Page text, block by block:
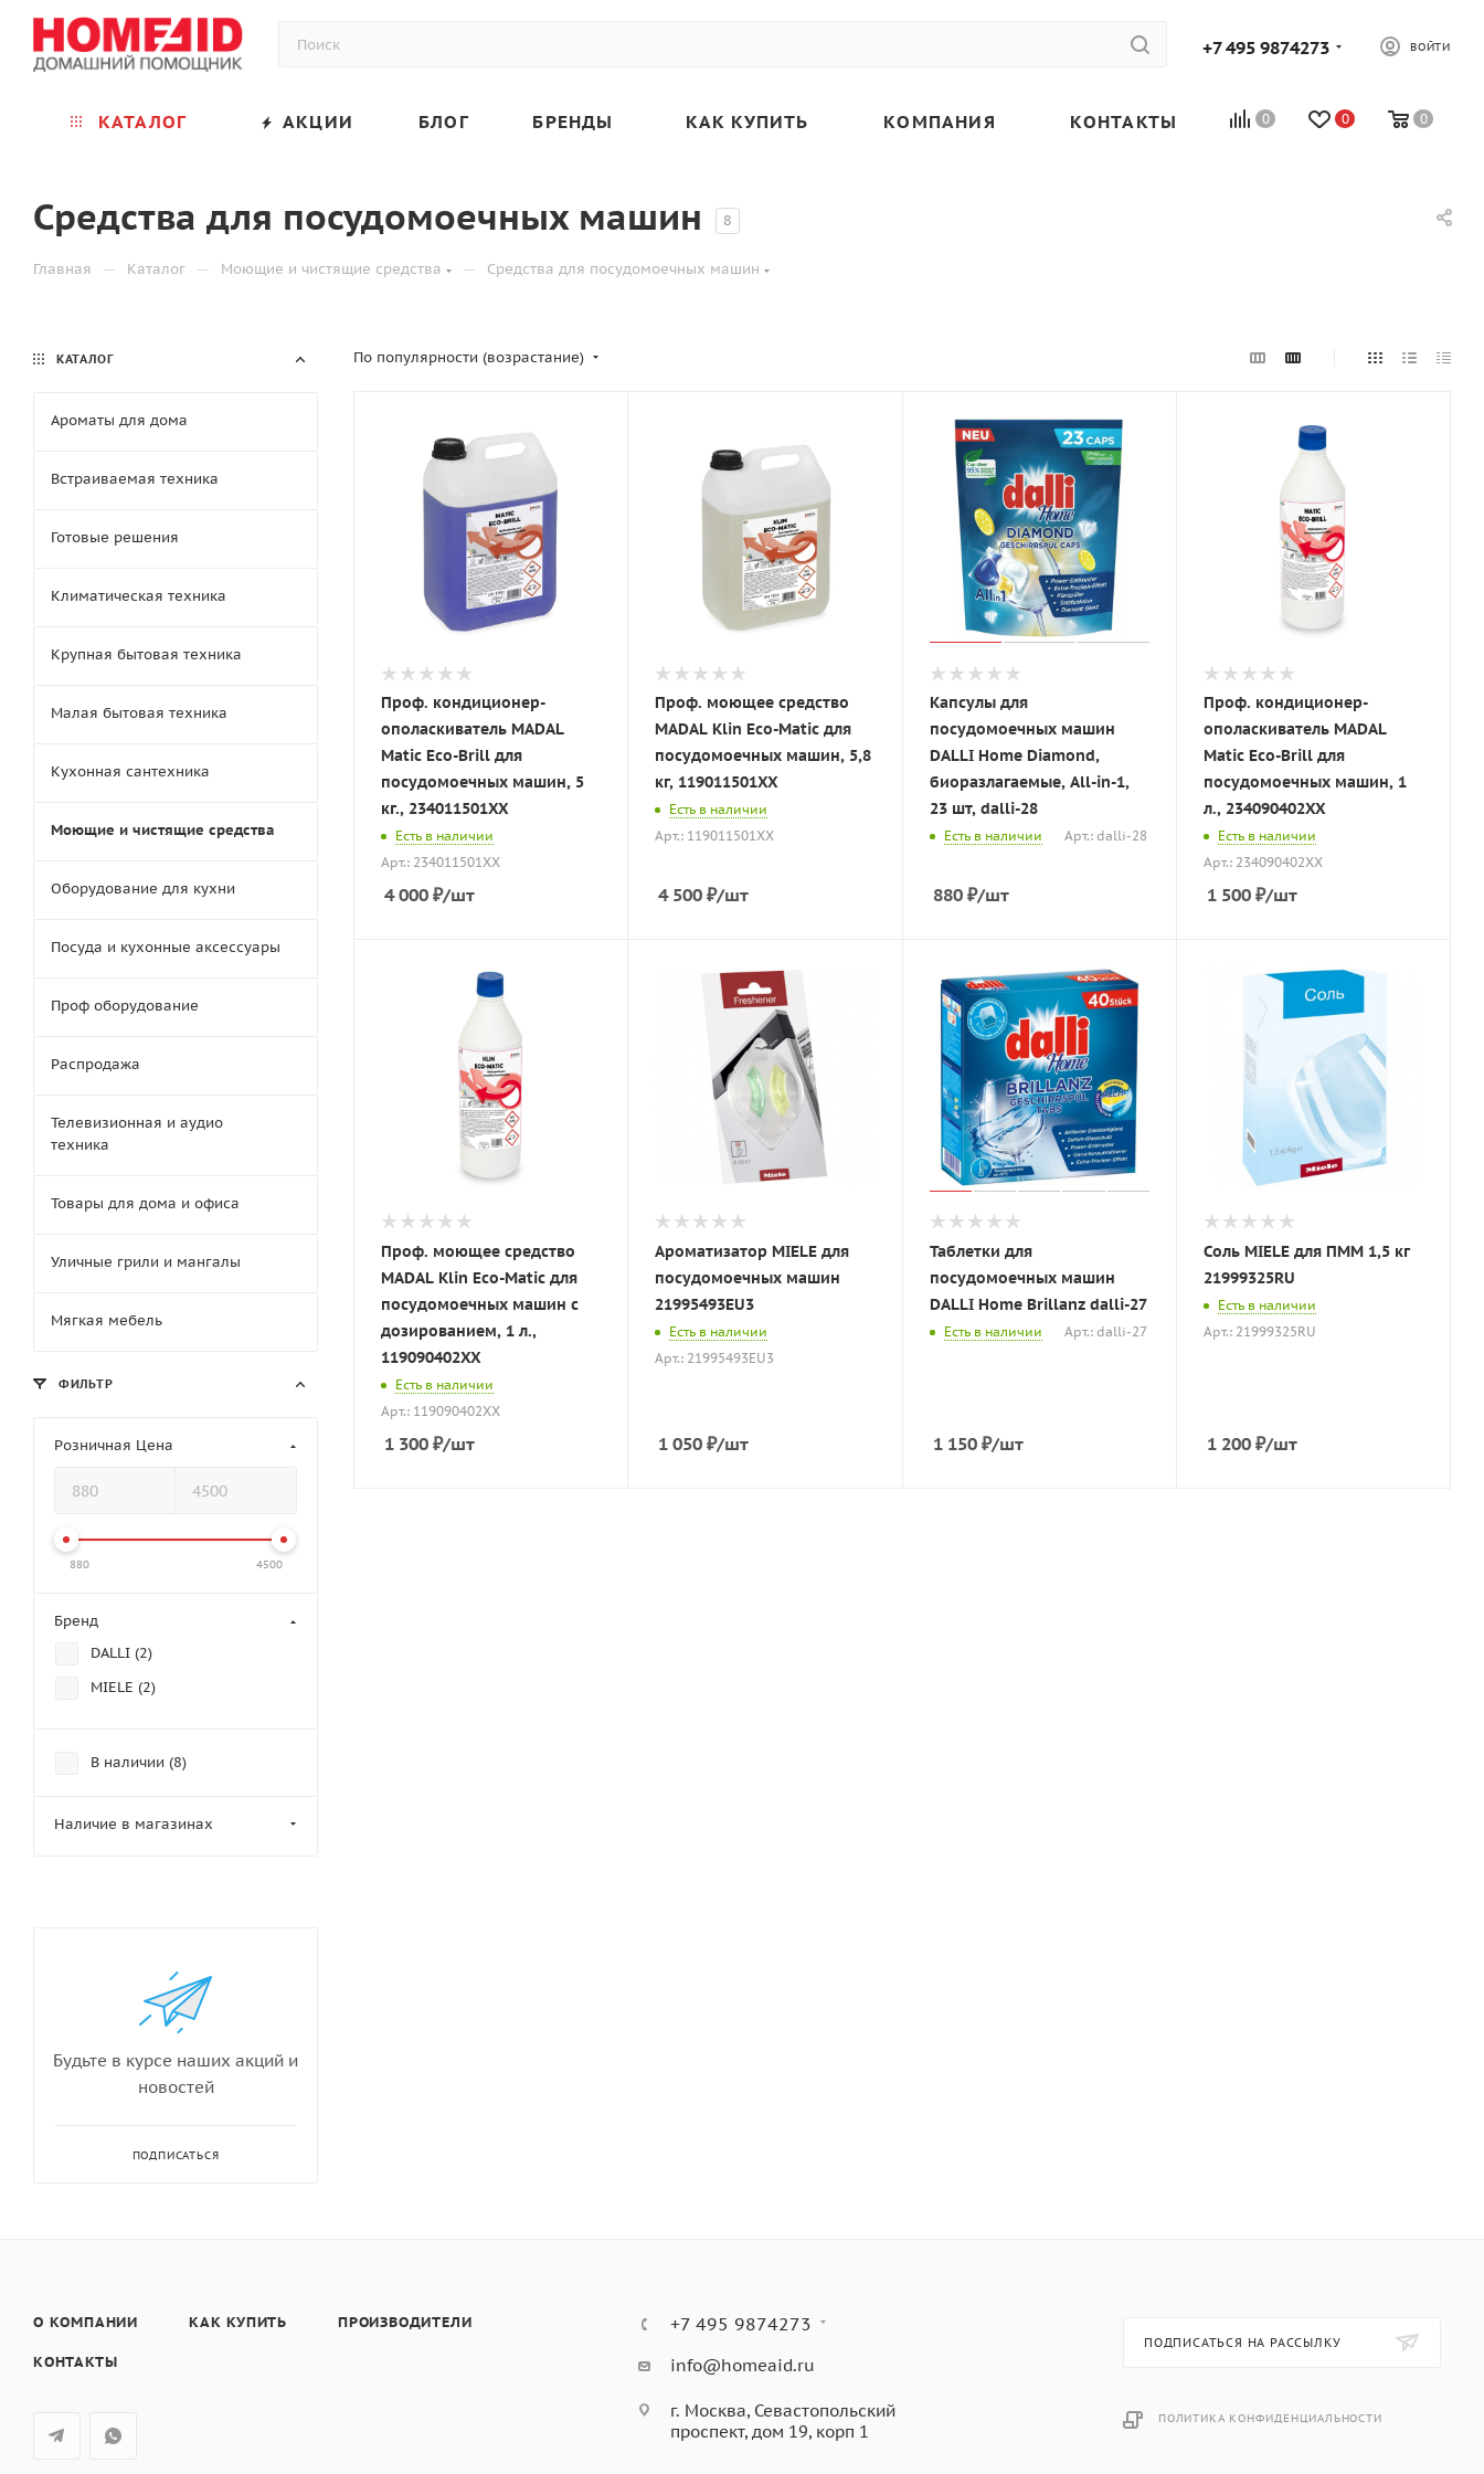
+7 495 9874273 ВОЙТИ
0 0 0
КАТАЛОГ АКЦИИ БЛОГ БРЕНДЫ КАК КУПИТЬ КОМПАНИЯ КОНТАКТЫ
Средства для посудомоечных машин 8
Главная — Каталог — Моющие и чистящие средства — Средства для посудомоечных машин
По популярности (возрастание)
Проф. кондиционер-
ополаскиватель MADAL
Matic Eco-Brill для
посудомоечных машин, 5
кг., 234011501XX
Есть в наличии
Арт.: 234011501XX
4 000 ₽/шт
Проф. моющее средство
MADAL Klin Eco-Matic для
посудомоечных машин, 5,8
кг, 119011501XX
Есть в наличии
Арт.: 119011501XX
4 500 ₽/шт
Капсулы для
посудомоечных машин
DALLI Home Diamond,
биоразлагаемые, All-in-1,
23 шт, dalli-28
Есть в наличии Арт.: dalli-28
880₽/шт
Проф. кондиционер-
ополаскиватель MADAL
Matic Eco-Brill для
посудомоечных машин, 1
л., 234090402XX
Есть в наличии
Арт.: 234090402XX
1 500₽/шт
Проф. моющее средство
MADAL Klin Eco-Matic для
посудомоечных машин с
дозированием, 1 л.,
119090402XX
Есть в наличии
Арт.: 119090402XX
1 300 ₽/шт
Ароматизатор MIELE для
посудомоечных машин
21995493EU3
Есть в наличии
Арт.: 21995493EU3
1 050 ₽/шт
Таблетки для
посудомоечных машин
DALLI Home Brillanz dalli-27
Есть в наличии Арт.: dalli-27
1 150₽/шт
Соль MIELE для ПММ 1,5 кг
21999325RU
Есть в наличии
Арт.: 21999325RU
1 200₽/шт
КАТАЛОГ
Ароматы для дома
Встраиваемая техника
Готовые решения
Климатическая техника
Крупная бытовая техника
Малая бытовая техника
Кухонная сантехника
Моющие и чистящие средства
Оборудование для кухни
Посуда и кухонные аксессуары
Проф оборудование
Распродажа
Телевизионная и аудио
техника
Товары для дома и офиса
Уличные грили и мангалы
Мягкая мебель
ФИЛЬТР
Розничная Цена
880 4500
Бренд
DALLI (2)
MIELE (2)
В наличии (8)
Наличие в магазинах
Будьте в курсе наших акций и
новостей
ПОДПИСАТЬСЯ
О КОМПАНИИ КАК КУПИТЬ ПРОИЗВОДИТЕЛИ
КОНТАКТЫ
+7 495 9874273
info@homeaid.ru
г. Москва, Севастопольский
проспект, дом 19, корп 1
ПОДПИСАТЬСЯ НА РАССЫЛКУ
ПОЛИТИКА КОНФИДЕНЦИАЛЬНОСТИ